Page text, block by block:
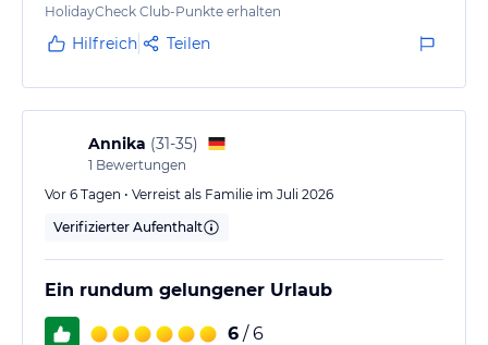
reichlich vorhanden und geschmacklich
überzeugend.
Verbesserungspotenzial sehen wir im
Restaurantbereich: Häufig waren die Tische nicht
gedeckt, da das Personal mit dem Abräumen und
Neueindecken nicht immer hinterherkam. Zudem…
HolidayCheck Club-Punkte erhalten
Hilfreich Teilen
Annika (31-35)
1 Bewertungen
Vor 6 Tagen • Verreist als Familie im Juli 2026
Verifizierter Aufenthalt
Ein rundum gelungener Urlaub
6 / 6